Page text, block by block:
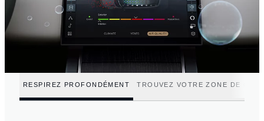
RESPIREZ PROFONDÉMENT TROUVEZ VOTRE ZONE DE